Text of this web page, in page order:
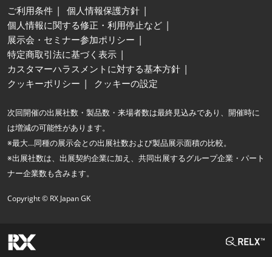
ご利用条件
個人情報保護方針
個人情報に関する修正・利用停止など
展示会・セミナー参加ポリシー
特定商取引法に基づく表示
カスタマーハラスメントに対する基本方針
クッキーポリシー
クッキーの設定
次回開催の出展社数・製品数・来場者数は最終見込みであり、開催時に
は増減の可能性があります。
※最大…同種の展示会との出展社数および製品展示面積の比較。
※出展社数は、出展契約企業に加え、共同出展するグループ企業・パート
ナー企業数も含みます。
Copyright © RX Japan GK